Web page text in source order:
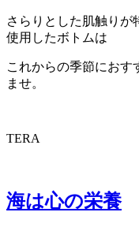
さらりとした肌触りが
使用したボトムは
これからの季節におす
ませ。
TERA
海は心の栄養